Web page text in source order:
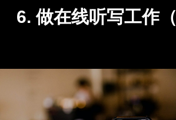
6. 做在线听写工作（